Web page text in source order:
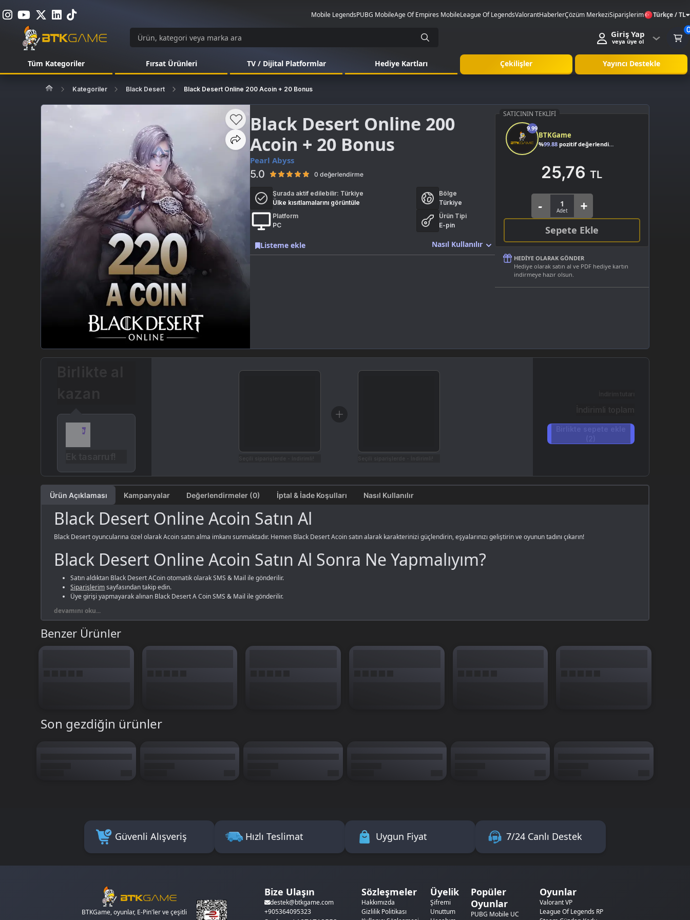
Mobile LegendsPUBG MobileAge Of Empires MobileLeague Of LegendsValorantHaberlerÇözüm MerkeziSiparişlerim Türkçe / TL
Giriş Yap
veya üye ol
Tüm Kategoriler Fırsat Ürünleri TV / Dijital Platformlar Hediye Kartları Çekilişler Yayıncı Destekle
Kategoriler Black Desert Black Desert Online 200 Acoin + 20 Bonus
Black Desert Online 200
Acoin + 20 Bonus
Pearl Abyss
5.0 0 değerlendirme
Şurada aktif edilebilir: Türkiye
Ülke kısıtlamalarını görüntüle
Bölge
Türkiye
Platform
PC
Ürün Tipi
E-pin
Nasıl Kullanılır
Listeme ekle
SATICININ TEKLIFI
9.99
BTKGame
%99.88pozitif değerlendirme
25,76TL
Sepete Ekle
HEDIYE OLARAK GÖNDER
Hediye olarak satın al ve PDF hediye kartın
indirmeye hazır olsun.
Ürün Açıklaması Kampanyalar Değerlendirmeler (0) İptal & İade Koşulları Nasıl Kullanılır
Black Desert Online Acoin Satın Al
Black Desert oyuncularına özel olarak Acoin satın alma imkanı sunmaktadır. Hemen Black Desert Acoin satın alarak karakterinizi güçlendirin, eşyalarınızı geliştirin ve oyunun tadını çıkarın!
Black Desert Online Acoin Satın Al Sonra Ne Yapmalıyım?
Satın aldıktan Black Desert ACoin otomatik olarak SMS & Mail ile gönderilir.
Siparişlerimsayfasından takip edin.
Üye girişi yapmayarak alınan Black Desert A Coin SMS & Mail ile gönderilir.
devamını oku...
Benzer Ürünler
Son gezdiğin ürünler
Güvenli Alışveriş Hızlı Teslimat Uygun Fiyat 7/24 Canlı Destek
BTKGame, oyunlar, E-Pin'ler ve çeşitli
Bize Ulaşın
destek@btkgame.com
+905364095323
Sözleşmeler
Hakkımızda
Gizlilik Politikası
Üyelik
Şifremi
Unuttum
Popüler
Oyunlar
PUBG Mobile UC
Oyunlar
Valorant VP
League Of Legends RP